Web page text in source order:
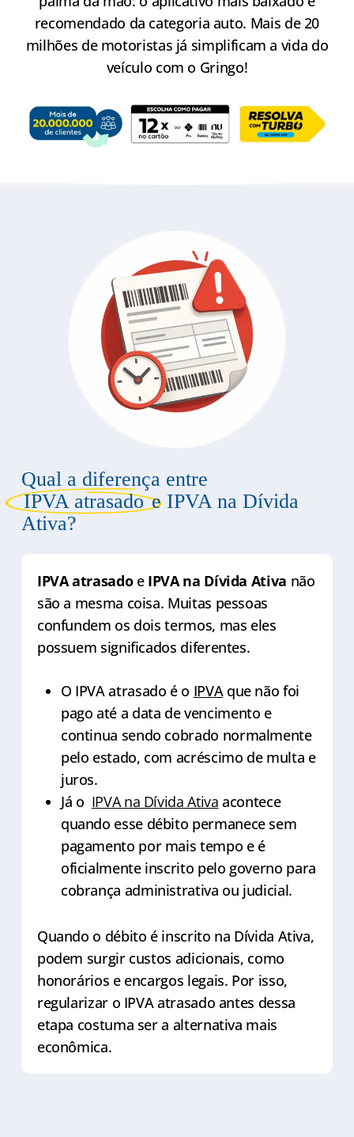
recomendado da categoria auto. Mais de 20
milhões de motoristas já simplificam a vida do
veículo com o Gringo!
Qual a diferença entre
IPVA atrasadoe IPVA na Dívida
Ativa?
IPVA atrasadoe IPVA na Dívida Ativa não
são a mesma coisa. Muitas pessoas
confundem os dois termos, mas eles
possuem significados diferentes.
O IPVA atrasado é o IPVA que não foi
pago até a data de vencimento e
continua sendo cobrado normalmente
pelo estado, com acréscimo de multa e
juros.
Já o IPVA na Dívida Ativa acontece
quando esse débito permanece sem
pagamento por mais tempo e é
oficialmente inscrito pelo governo para
cobrança administrativa ou judicial.
Quando o débito é inscrito na Dívida Ativa,
podem surgir custos adicionais, como
honorários e encargos legais. Por isso,
regularizar o IPVA atrasado antes dessa
etapa costuma ser a alternativa mais
econômica.